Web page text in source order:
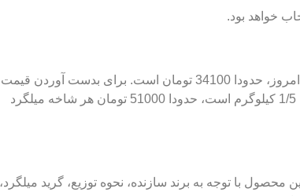
خواهد بود.
قیمت هر کیلو میلگرد حرارتی 6 با احتساب 10 درصد مالیات بر ارزش افزوده امروز، حدودا 34100 تومان است. برای بدست آوردن قیمت
شاخه، باید وزن شاخه در قیمت واحد ضرب شود. از آنجایی که هر شاخه حدودا 1/5 کیلوگرم است، حدودا 51000 تومان هر شاخه میلگرد
محصول با توجه به برند سازنده، نحوه توزیع، گرید میلگرد،